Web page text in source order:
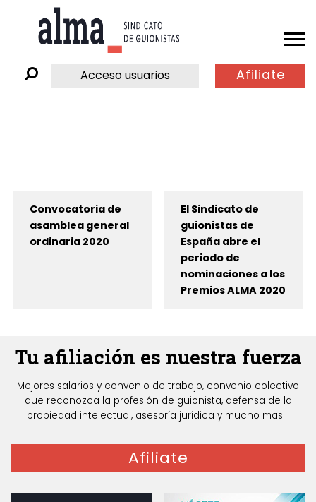
Acceso usuarios Afiliate
Convocatoria de
asamblea general
ordinaria 2020
El Sindicato de
guionistas de
España abre el
periodo de
nominaciones a los
Premios ALMA 2020
Tu afiliación es nuestra fuerza
Mejores salarios y convenio de trabajo, convenio colectivo
que reconozca la profesión de guionista, defensa de la
propiedad intelectual, asesoría jurídica y mucho mas...
Afiliate